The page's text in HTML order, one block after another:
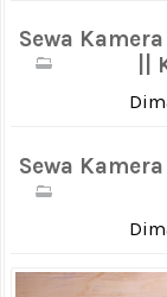
Sewa
||
Sewa